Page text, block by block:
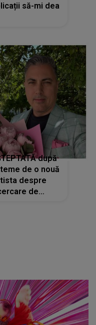
să-mi dea
după
de o nouă
despre
de